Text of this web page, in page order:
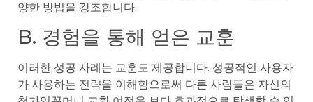
양한 방법을 강조합니다.
B. 경험을 통해 얻은 교훈
이러한 성공 사례는 교훈도 제공합니다. 성공적인 사용자
가 사용하는 전략을 이해함으로써 다른 사람들은 자신의